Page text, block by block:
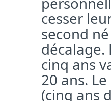
cesser
second
décalage.
cinq ans
20 ans.
(cinq ans